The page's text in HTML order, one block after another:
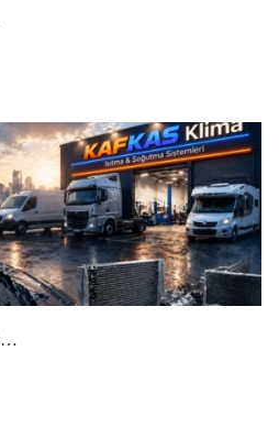
Yeni Kasa Sprinter Klima Kompresörü